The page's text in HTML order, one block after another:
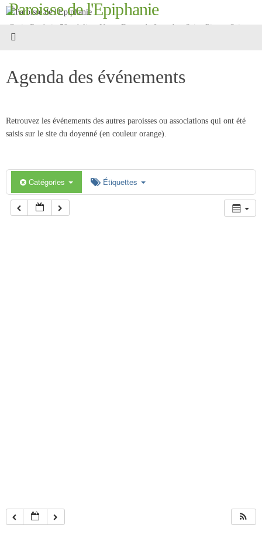
Passer
contenu
Paroisse de l'Epiphanie
Croix Roubaix 59 - églises Notre-Dame-de-Lourdes, Saint-Pierre, Saint-
Martin
Agenda des événements
Retrouvez les événements des autres paroisses ou associations qui ont été
saisis sur le site du doyenné (en couleur orange).
Catégories Étiquettes